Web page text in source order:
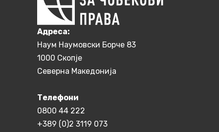
Aдреса:
Наум Наумовски Борче 83
1000 Скопје
Северна Македонија
Телефони
0800 44 222
+389 (0)2 3119 073